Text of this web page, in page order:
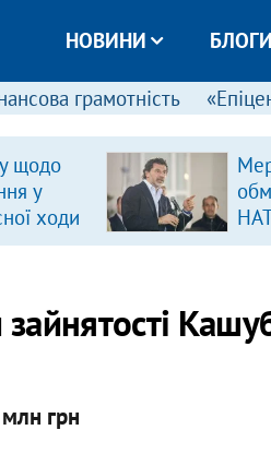
НОВИНИ БЛОГИ
грамотність
щодо
у
ходи
грн